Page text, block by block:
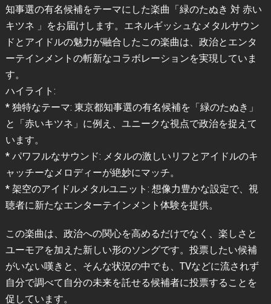
知事選の有名候補をテーマにした楽曲「緑のたぬき 対 赤い
キツネ 」をお届けします。エネルギッシュなメタルサウン
ドとアイドルの魅力が融合したこの楽曲は、政治とエンタ
ーテインメントの斬新なコラボレーションを実現していま
す。
ハイライト:
* 独特なテーマ: 東京都知事選の有名候補を「緑のたぬき」
と「赤いキツネ」に例え、ユニークな視点で政治を捉えて
います。
* パワフルなサウンド: メタルの激しいリフとアイドルのキ
ャッチーなメロディーが絶妙にマッチ。
* 架空のアイドルメタルユニット: 想像力豊かな設定で、視
聴者に新たなエンターテインメント体験を提供。
この楽曲は、政治への関心を高めるだけでなく、楽しさと
ユーモアを加えた新しい形のソングです。投票したい候補
がいない嘆きと、そんな状況の中でも、TVなどに流されず
自分で調べて自分の未来を託せる候補者に投票することを
促しています。